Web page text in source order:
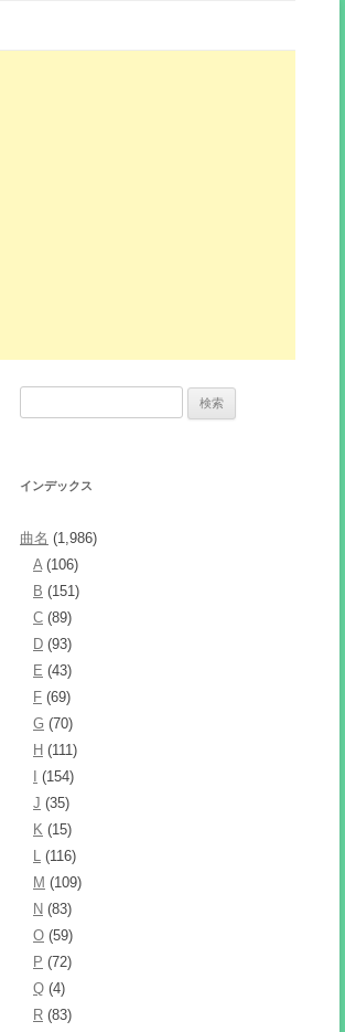
インデックス
曲名 (1,986)
A(106)
B (151)
C (89)
D (93)
E (43)
F (69)
G (70)
H (111)
(154)
J (35)
K (15)
L (116)
M (109)
N (83)
O (59)
P (72)
Q (4)
R (83)